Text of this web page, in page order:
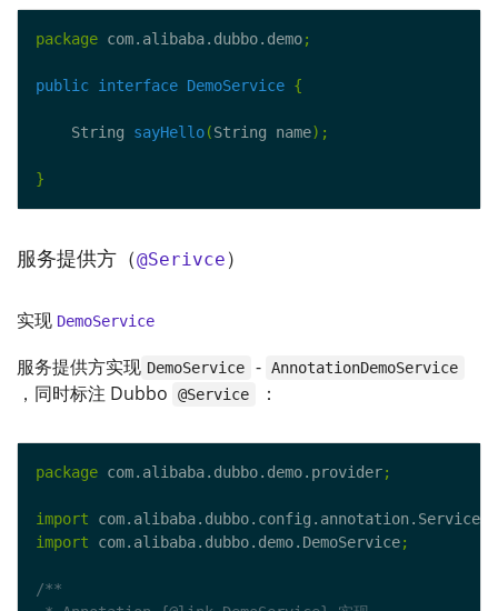
package com.alibaba.dubbo.demo;
public interface DemoService {
    String
sayHello(String name);
}
服务提供方（@Serivce ）
实现 DemoService
服务提供方实现 DemoService - AnnotationDemoService
，同时标注 Dubbo @Service ：
package com.alibaba.dubbo.demo.provider;
import com.alibaba.dubbo.config.annotation.Service
import com.alibaba.dubbo.demo.DemoService;